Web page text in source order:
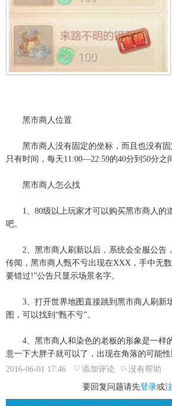
黑市商人位置
黑市商人没有固定的坐标，而且也没有固
只有时间，每天11:00—22:59的40分到50分之
黑市商人怎么找
1、80级以上玩家才可以购买黑市商人的
吧。
2、黑市商人刷新以后，系统会全服公告
传闻，黑市商人甄不亏出现在XXX，手中无
要错过!”公告只显示场景名字。
3、打开世界地图直接跳到黑市商人刷新
图，可以找到“甄不亏”。
4、黑市商人和染色的老板的形象是一样
意一下大胖子就可以了，出现在角落的可能性
2016-06-01 17:46
添加评论
没有帮助
要回复问题请先登录或